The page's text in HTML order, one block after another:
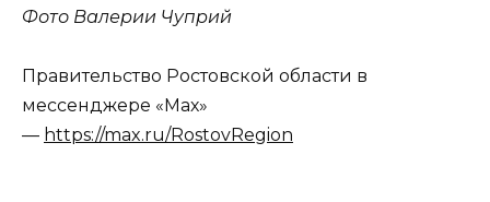
Фото Валерии Чуприй
Правительство Ростовской области в
мессенджере «Мах»
— https://max.ru/RostovRegion